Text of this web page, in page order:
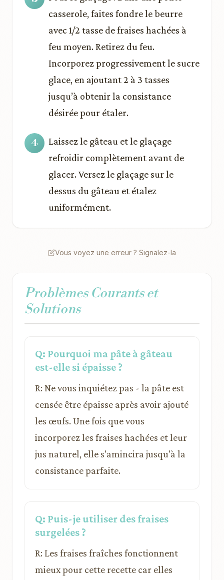
casserole, faites fondre le beurre
avec 1/2 tasse de fraises hachées à
feu moyen. Retirez du feu.
Incorporez progressivement le sucre
glace, en ajoutant 2 à 3 tasses
jusqu’à obtenir la consistance
désirée pour étaler.
Laissez le gâteau et le glaçage
refroidir complètement avant de
glacer. Versez le glaçage sur le
dessus du gâteau et étalez
uniformément.
Vous voyez une erreur ? Signalez-la
Problèmes Courants et
Solutions
Q: Pourquoi ma pâte à gâteau
est-elle si épaisse ?
R: Ne vous inquiétez pas - la pâte est
censée être épaisse après avoir ajouté
les œufs. Une fois que vous
incorporez les fraises hachées et leur
jus naturel, elle s'amincira jusqu'à la
consistance parfaite.
Q: Puis-je utiliser des fraises
surgelées ?
R: Les fraises fraîches fonctionnent
mieux pour cette recette car elles